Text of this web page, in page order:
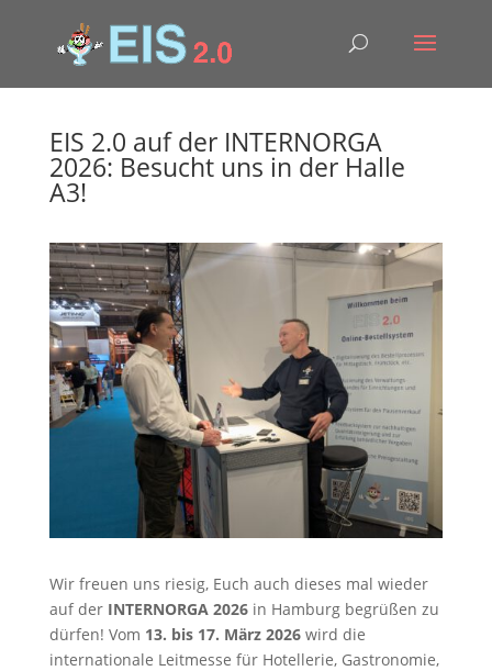
EIS 2.0 auf der INTERNORGA
2026: Besucht uns in der Halle
A3!
Wir freuen uns riesig, Euch auch dieses mal wieder
auf der INTERNORGA 2026in Hamburg begrüßen zu
dürfen! Vom 13. bis 17. März 2026wird die
internationale Leitmesse für Hotellerie, Gastronomie,